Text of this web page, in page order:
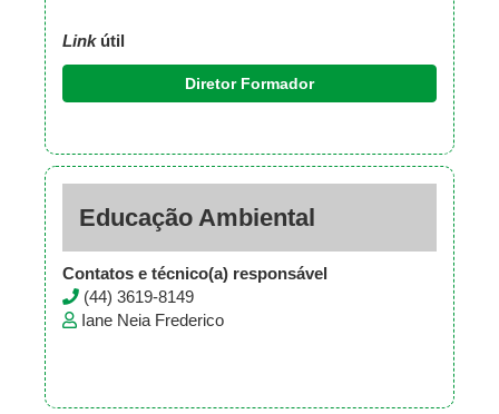
Linkútil
Diretor Formador
Educação Ambiental
Contatos e técnico(a) responsável
(44) 3619-8149
Iane Neia Frederico